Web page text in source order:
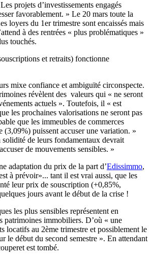
projets d’investissements engagés
favorablement. » Le 20 mars toute la
loyers du 1er trimestre sont encaissés mais
à des rentrées « plus problématiques »
touchés.
et retraits) fonctionne
mixe confiance et ambiguïté circonspecte.
révèlent des valeurs qui « ne seront
actuels ». Toutefois, il « est
les prochaines valorisations ne seront pas
que les immeubles de commerces
puissent accuser une variation. »
de leurs fondamentaux devrait
de mouvements sensibles. »
adaptation du prix de la part d’Edissimmo,
à prévoir»... tant il est vrai aussi, que les
leur prix de souscription (+0,85%,
jours avant le début de la crise !
les plus sensibles représentent en
patrimoines immobiliers. D’où « une
locatifs au 2ème trimestre et possiblement le
le début du second semestre ». En attendant
est tombé.